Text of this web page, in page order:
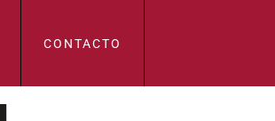
CONTACTO